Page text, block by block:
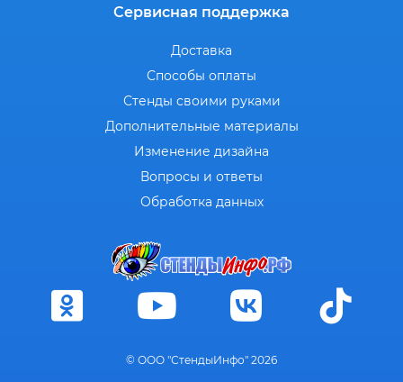
Сервисная поддержка
Доставка
Способы оплаты
Стенды своими руками
Дополнительные материалы
Изменение дизайна
Вопросы и ответы
Обработка данных
© ООО "СтендыИнфо" 2026